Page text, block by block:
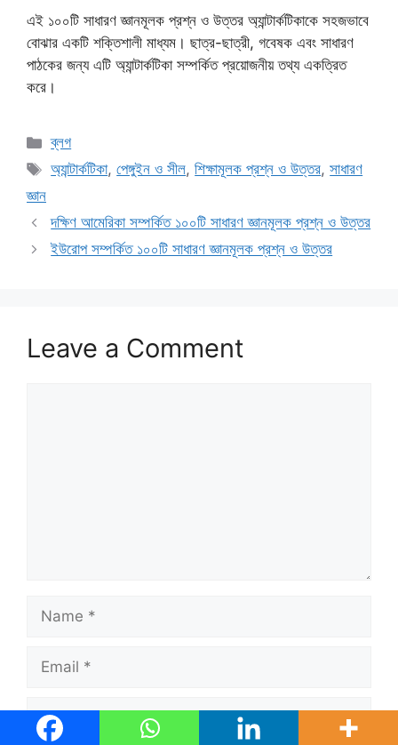
এই ১০০টি সাধারণ জ্ঞানমূলক প্রশ্ন ও উত্তর অ্যান্টার্কটিকাকে সহজভাবে
বোঝার একটি শক্তিশালী মাধ্যম। ছাত্র-ছাত্রী, গবেষক এবং সাধারণ
পাঠকের জন্য এটি অ্যান্টার্কটিকা সম্পর্কিত প্রয়োজনীয় তথ্য একত্রিত
করে।
Categories
ব্লগ
Tags
অ্যান্টার্কটিকা,পেঙ্গুইন ও সীল,শিক্ষামূলক প্রশ্ন ও উত্তর,সাধারণ
জ্ঞান
দক্ষিণ আমেরিকা সম্পর্কিত ১০০টি সাধারণ জ্ঞানমূলক প্রশ্ন ও উত্তর
ইউরোপ সম্পর্কিত ১০০টি সাধারণ জ্ঞানমূলক প্রশ্ন ও উত্তর
Leave a Comment
Name
Email
Website